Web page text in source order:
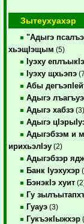
Зытеухуахэр
"Адыгэ
хьэщIэщым (5)
Iуэху еплъыкIэ
Iуэху щхьэпэ
Абы
Адыгэ
Адыгэ хабзэ (3)
Адыгэ
Адыгэбзэм и
ирихьэлIэу (2)
Адыгэбзэр
Банк Iуэхухэр
БэнэкIэ хуит
Гу
Гуауэ (3)
ГукъэкIыжхэр